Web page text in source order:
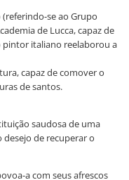
se ao Grupo
de Lucca, capaz de
pintor italiano reelaborou a
capaz de comover o
de santos.
saudosa de uma
desejo de recuperar o
a com seus afrescos